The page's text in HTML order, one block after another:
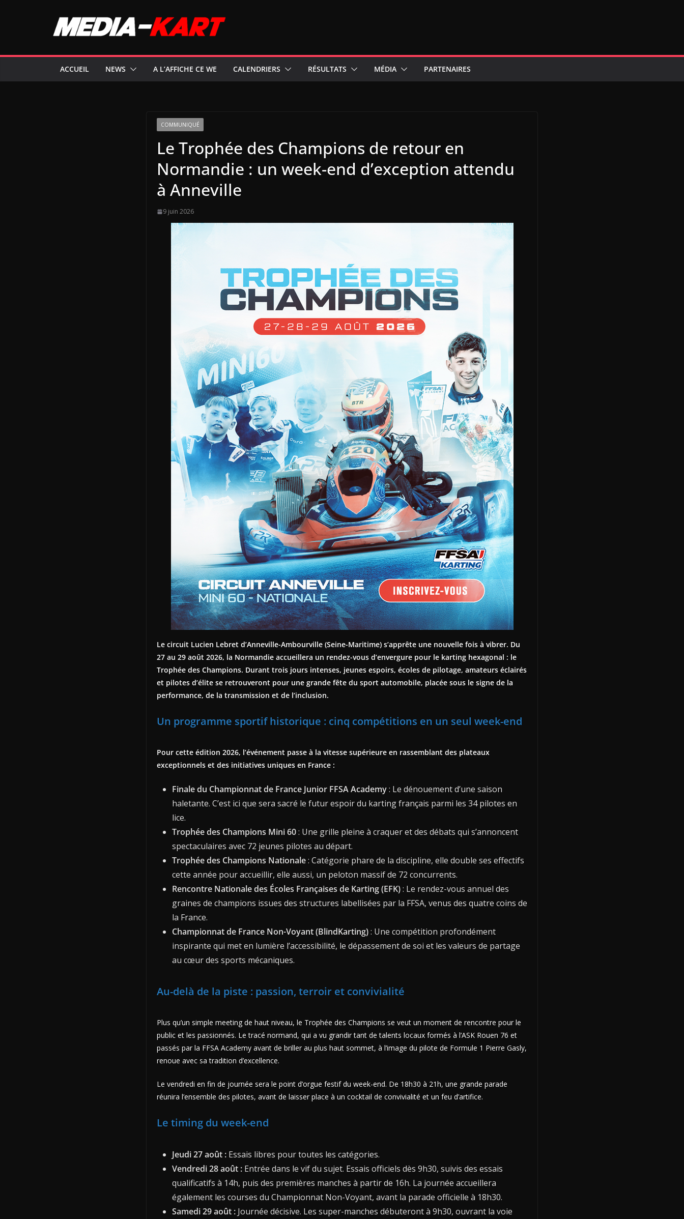
ACCUEIL NEWS A L’AFFICHE CE WE CALENDRIERS RÉSULTATS MÉDIA PARTENAIRES
COMMUNIQUÉ
Le Trophée des Champions de retour en
Normandie : un week-end d’exception attendu
à Anneville
9 juin 2026
Le circuit Lucien Lebret d’Anneville-Ambourville (Seine-Maritime) s’apprête une nouvelle fois à vibrer. Du
27 au 29 août 2026, la Normandie accueillera un rendez-vous d’envergure pour le karting hexagonal : le
Trophée des Champions. Durant trois jours intenses, jeunes espoirs, écoles de pilotage, amateurs éclairés
et pilotes d’élite se retrouveront pour une grande fête du sport automobile, placée sous le signe de la
performance, de la transmission et de l’inclusion.
Un programme sportif historique : cinq compétitions en un seul week-end
Pour cette édition 2026, l’événement passe à la vitesse supérieure en rassemblant des plateaux
exceptionnels et des initiatives uniques en France :
Finale du Championnat de France Junior FFSA Academy: Le dénouement d’une saison
haletante. C’est ici que sera sacré le futur espoir du karting français parmi les 34 pilotes en
lice.
Trophée des Champions Mini 60: Une grille pleine à craquer et des débats qui s’annoncent
spectaculaires avec 72 jeunes pilotes au départ.
Trophée des Champions Nationale: Catégorie phare de la discipline, elle double ses effectifs
cette année pour accueillir, elle aussi, un peloton massif de 72 concurrents.
Rencontre Nationale des Écoles Françaises de Karting (EFK): Le rendez-vous annuel des
graines de champions issues des structures labellisées par la FFSA, venus des quatre coins de
la France.
Championnat de France Non-Voyant (BlindKarting): Une compétition profondément
inspirante qui met en lumière l’accessibilité, le dépassement de soi et les valeurs de partage
au cœur des sports mécaniques.
Au-delà de la piste : passion, terroir et convivialité
Plus qu’un simple meeting de haut niveau, le Trophée des Champions se veut un moment de rencontre pour le
public et les passionnés. Le tracé normand, qui a vu grandir tant de talents locaux formés à l’ASK Rouen 76 et
passés par la FFSA Academy avant de briller au plus haut sommet, à l’image du pilote de Formule 1 Pierre Gasly,
renoue avec sa tradition d’excellence.
Le vendredi en fin de journée sera le point d’orgue festif du week-end. De 18h30 à 21h, une grande parade
réunira l’ensemble des pilotes, avant de laisser place à un cocktail de convivialité et un feu d’artifice.
Le timing du week-end
Jeudi 27 août : Essais libres pour toutes les catégories.
Vendredi 28 août : Entrée dans le vif du sujet. Essais officiels dès 9h30, suivis des essais
qualificatifs à 14h, puis des premières manches à partir de 16h. La journée accueillera
également les courses du Championnat Non-Voyant, avant la parade officielle à 18h30.
Samedi 29 août : Journée décisive. Les super-manches débuteront à 9h30, ouvrant la voie